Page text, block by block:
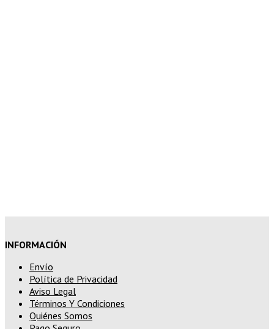
INFORMACIÓN
Envío
Política de Privacidad
Aviso Legal
Términos Y Condiciones
Quiénes Somos